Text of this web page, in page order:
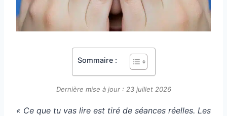
Sommaire :
Dernière mise à jour : 23 juillet 2026
« Ce que tu vas lire est tiré de séances réelles. Les